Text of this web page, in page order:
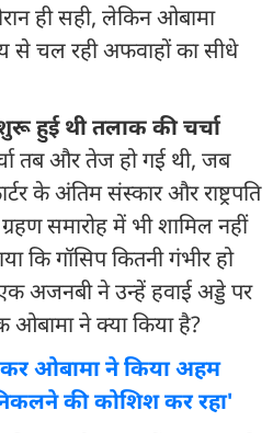
ही सही, लेकिन ओबामा
से चल रही अफवाहों का सीधे
हुई थी तलाक की चर्चा
तब और तेज हो गई थी, जब
के अंतिम संस्कार और राष्ट्रपति
समारोह में भी शामिल नहीं
कि गॉसिप कितनी गंभीर हो
अजनबी ने उन्हें हवाई अड्डे पर
ओबामा ने क्या किया है?
ओबामा ने किया अहम
की कोशिश कर रहा'